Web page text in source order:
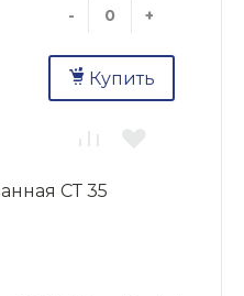
- +
Купить
СТ 35